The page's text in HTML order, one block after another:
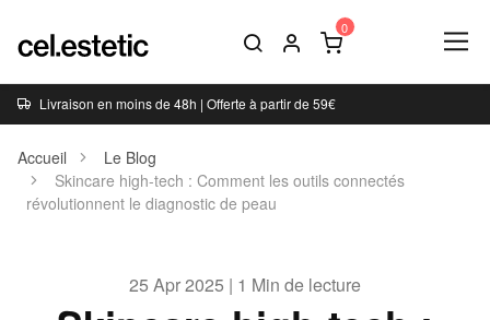
Livraison en moins de 48h | Offerte à partir de 59€
Accueil
Le Blog
Skincare high-tech : Comment les outils connectés
révolutionnent le diagnostic de peau
25 Apr 2025 | 1 Min de lecture